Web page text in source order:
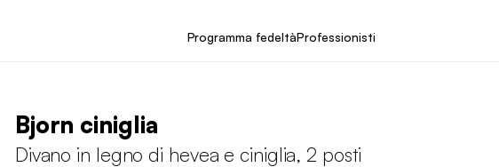
Programma fedeltàProfessionisti
Bjorn ciniglia
Divano in legno di hevea e ciniglia, 2 posti